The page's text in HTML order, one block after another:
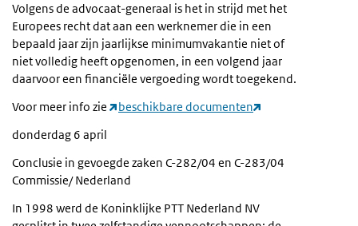
Volgens de advocaat-generaal is het in strijd met het
Europees recht dat aan een werknemer die in een
bepaald jaar zijn jaarlijkse minimumvakantie niet of
niet volledig heeft opgenomen, in een volgend jaar
daarvoor een financiële vergoeding wordt toegekend.
Voor meer info zie
beschikbare documenten
donderdag 6 april
Conclusie in gevoegde zaken C-282/04 en C-283/04
Commissie/ Nederland
In 1998 werd de Koninklijke PTT Nederland NV